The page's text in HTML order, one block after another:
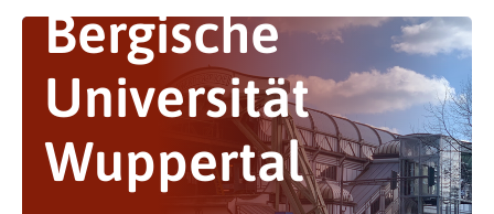
Bergische
Universität
Wuppertal